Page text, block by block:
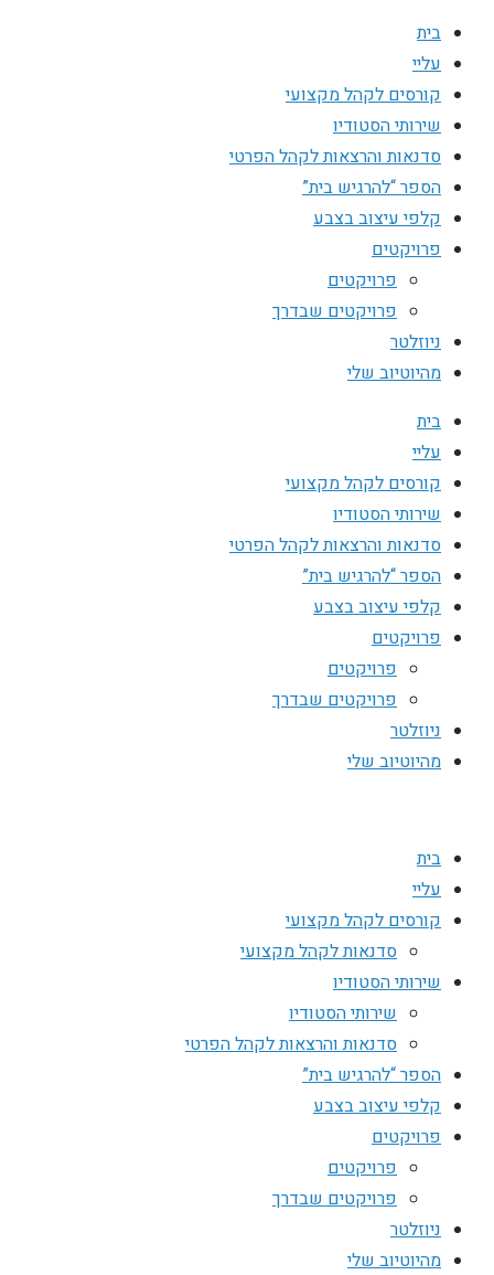
בית
עליי
קורסים לקהל מקצועי
שירותי הסטודיו
סדנאות והרצאות לקהל הפרטי
הספר “להרגיש בית”
קלפי עיצוב בצבע
פרויקטים
פרויקטים
פרויקטים שבדרך
ניוזלטר
מהיוטיוב שלי
בית
עליי
קורסים לקהל מקצועי
שירותי הסטודיו
סדנאות והרצאות לקהל הפרטי
הספר “להרגיש בית”
קלפי עיצוב בצבע
פרויקטים
פרויקטים
פרויקטים שבדרך
ניוזלטר
מהיוטיוב שלי
בית
עליי
קורסים לקהל מקצועי
סדנאות לקהל מקצועי
שירותי הסטודיו
שירותי הסטודיו
סדנאות והרצאות לקהל הפרטי
הספר “להרגיש בית”
קלפי עיצוב בצבע
פרויקטים
פרויקטים
פרויקטים שבדרך
ניוזלטר
מהיוטיוב שלי